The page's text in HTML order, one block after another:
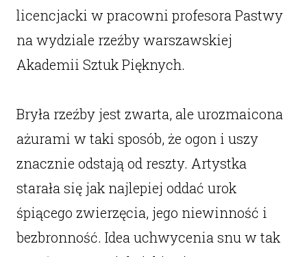
licencjacki w pracowni profesora Pastwy
na wydziale rzeźby warszawskiej
Akademii Sztuk Pięknych.
Bryła rzeźby jest zwarta, ale urozmaicona
ażurami w taki sposób, że ogon i uszy
znacznie odstają od reszty. Artystka
starała się jak najlepiej oddać urok
śpiącego zwierzęcia, jego niewinność i
bezbronność. Idea uchwycenia snu w tak